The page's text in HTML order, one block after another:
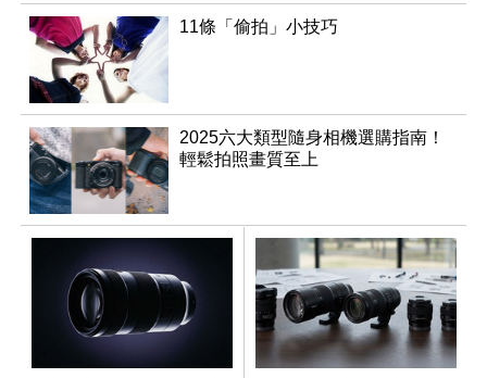
11條「偷拍」小技巧
2025六大類型隨身相機選購指南！
輕鬆拍照畫質至上